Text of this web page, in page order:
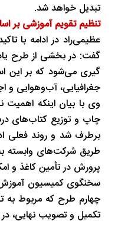
تبدیل خواهد شد.
تنظیم تقویم آموزشی بر
عظیمی‌راد در ادامه با
گفت: در بخشی از طرح
گیری می‌شود که بر این
جغرافیایی، آب‌وهوایی و
وی با بیان اینکه
چاپ و توزیع کتاب‌های
برطرف شد و روند فعلی
طریق شرکت‌های وابسته
پرورش در تأمین کاغذ و
سخنگوی کمیسیون آموزش
چهارم طرح که مربوط
تکمیل و تصویب نهایی،